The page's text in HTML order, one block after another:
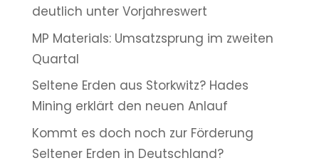
deutlich unter Vorjahreswert
MP Materials: Umsatzsprung im zweiten
Quartal
Seltene Erden aus Storkwitz? Hades
Mining erklärt den neuen Anlauf
Kommt es doch noch zur Förderung
Seltener Erden in Deutschland?